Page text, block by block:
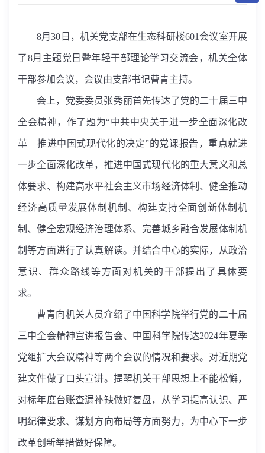
8月30 日，机关党支部在生态科研楼601 会议室开展
了8月主题党日暨年轻干部理论学习交流会，机关全体
干部参加会议，会议由支部书记曹青主持。
会上，党委委员张秀丽首先传达了党的二十届三中
全会精神，作了题为“中共中央关于进一步全面深化改
革 推进中国式现代化的决定”的党课报告，重点就进
一步全面深化改革，推进中国式现代化的重大意义和总
体要求、构建高水平社会主义市场经济体制、健全推动
经济高质量发展体制机制、构建支持全面创新体制机
制、健全宏观经济治理体系、完善城乡融合发展体制机
制等方面进行了认真解读。并结合中心的实际，从政治
意识、群众路线等方面对机关的干部提出了具体要
求。
曹青向机关人员介绍了中国科学院举行党的二十届
三中全会精神宣讲报告会、中国科学院传达2024年夏季
党组扩大会议精神等两个会议的情况和要求。对近期党
建文件做了口头宣讲。提醒机关干部思想上不能松懈，
对标年度台账查漏补缺做好复盘，从学习提高认识、严
明纪律要求、谋划方向布局等方面努力，为中心下一步
改革创新举措做好保障。